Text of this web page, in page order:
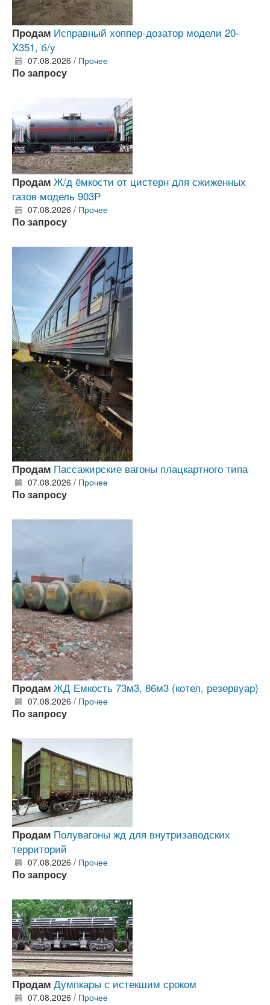
Продам Исправный хоппер-дозатор модели 20-
X351, б/у
07.08.2026 / Прочее
По запросу
Продам Ж/д ёмкости от цистерн для сжиженных
газов модель 903Р
07.08.2026 / Прочее
По запросу
Продам Пассажирские вагоны плацкартного типа
07.08.2026 / Прочее
По запросу
Продам ЖД Емкость 73м3, 86м3 (котел, резервуар)
07.08.2026 / Прочее
По запросу
Продам Полувагоны жд для внутризаводских
территорий
07.08.2026 / Прочее
По запросу
Продам Думпкары с истекшим сроком
07.08.2026 / Прочее